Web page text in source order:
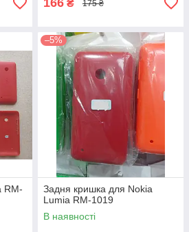
166 ₴ 175 ₴
RM-
–5%
Задня кришка для Nokia
Lumia RM-1019
В наявності